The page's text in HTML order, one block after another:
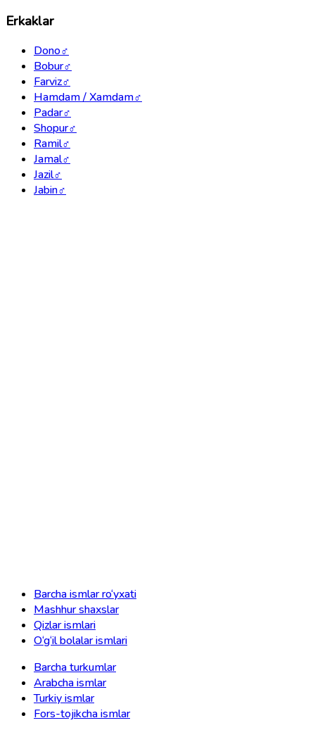
Erkaklar
Dono♂
Bobur♂
Farviz♂
Hamdam / Xamdam♂
Padar♂
Shopur♂
Ramil♂
Jamal♂
Jazil♂
Jabin♂
Barcha ismlar ro‘yxati
Mashhur shaxslar
Qizlar ismlari
O‘g‘il bolalar ismlari
Barcha turkumlar
Arabcha ismlar
Turkiy ismlar
Fors-tojikcha ismlar